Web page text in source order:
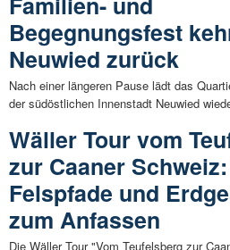
Begegnungsfest
Neuwied zurück
Nach einer längeren Pause lädt das
der südöstlichen Innenstadt Neuwied
Wäller Tour vom
zur Caaner
Felspfade und
zum Anfassen
Die Wäller Tour "Vom Teufelsberg zur